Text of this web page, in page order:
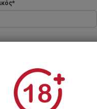
Ξεχάσατε τον κωδικό;
Ή